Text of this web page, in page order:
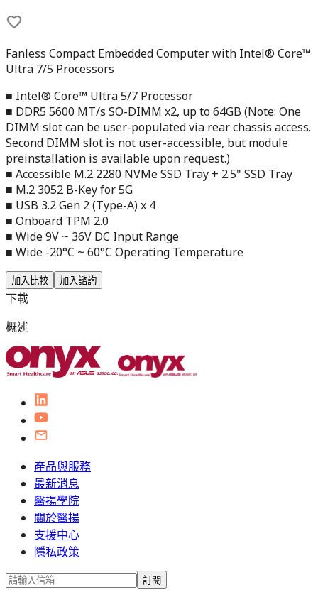
Fanless Compact Embedded Computer with Intel® Core™
Ultra 7/5 Processors
■ Intel® Core™ Ultra 5/7 Processor
■ DDR5 5600 MT/s SO-DIMM x2, up to 64GB (Note: One
DIMM slot can be user-populated via rear chassis access.
Second DIMM slot is not user-accessible, but module
preinstallation is available upon request.)
■ Accessible M.2 2280 NVMe SSD Tray + 2.5" SSD Tray
■ M.2 3052 B-Key for 5G
■ USB 3.2 Gen 2 (Type-A) x 4
■ Onboard TPM 2.0
■ Wide 9V ~ 36V DC Input Range
■ Wide -20°C ~ 60°C Operating Temperature
加入比較 加入諮詢
下載
概述
產品與服務
最新消息
醫揚學院
關於醫揚
支援中心
隱私政策
訂閱